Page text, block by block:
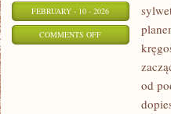
FEBRUARY - 10 - 2026
COMMENTS OFFON
SUPLEMENTACJA
od